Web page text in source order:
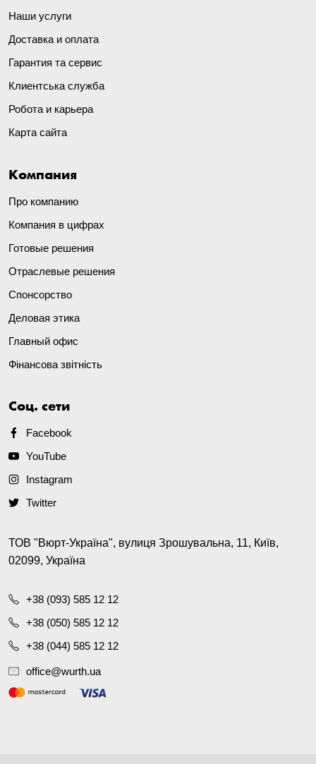
Наши услуги
Доставка и оплата
Гарантия та сервис
Клиентська служба
Робота и карьера
Карта сайта
Компания
Про компанию
Компания в цифрах
Готовые решения
Отраслевые решения
Спонсорство
Деловая этика
Главный офис
Фінансова звітність
Соц. сети
Facebook
YouTube
Instagram
Twitter
ТОВ "Вюрт-Україна", вулиця Зрошувальна, 11, Київ,
02099, Україна
+38 (093) 585 12 12
+38 (050) 585 12 12
+38 (044) 585 12 12
office@wurth.ua